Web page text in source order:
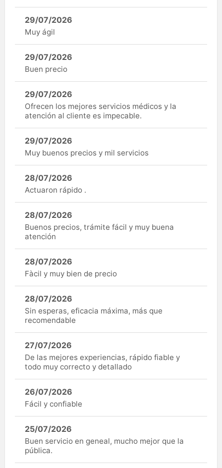
29/07/2026
Muy ágil
29/07/2026
Buen precio
29/07/2026
Ofrecen los mejores servicios médicos y la
atención al cliente es impecable.
29/07/2026
Muy buenos precios y mil servicios
28/07/2026
Actuaron rápido .
28/07/2026
Buenos precios, trámite fácil y muy buena
atención
28/07/2026
Fàcil y muy bien de precio
28/07/2026
Sin esperas, eficacia máxima, más que
recomendable
27/07/2026
De las mejores experiencias, rápido fiable y
todo muy correcto y detallado
26/07/2026
Fácil y confiable
25/07/2026
Buen servicio en geneal, mucho mejor que la
pública.